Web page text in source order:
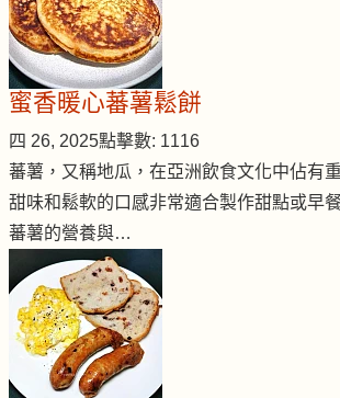
蜜香暖心蕃薯鬆餅
四 26, 2025點擊數: 1116
蕃薯，又稱地瓜，在亞洲飲食文化中佔有
甜味和鬆軟的口感非常適合製作甜點或早
蕃薯的營養與…